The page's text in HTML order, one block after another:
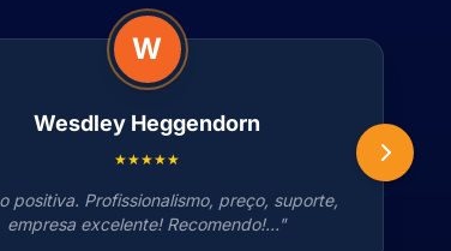
W
Wesdley Heggendorn
★★★★★
positiva. Profissionalismo, preço, suporte,
empresa excelente! Recomendo!..."